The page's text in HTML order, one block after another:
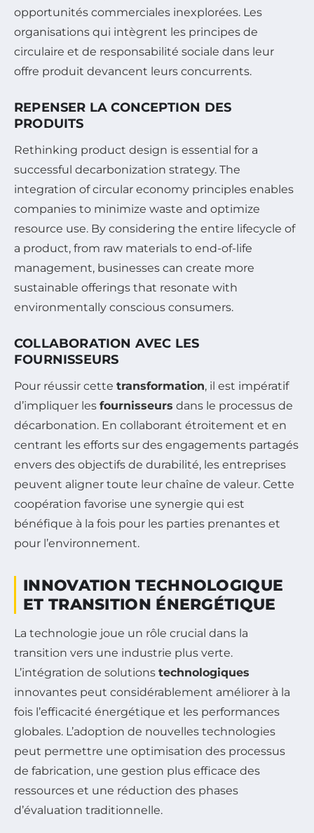
opportunités commerciales inexplorées. Les
organisations qui intègrent les principes de
circulaire et de responsabilité sociale dans leur
offre produit devancent leurs concurrents.
REPENSER LA CONCEPTION DES
PRODUITS
Rethinking product design is essential for a
successful decarbonization strategy. The
integration of circular economy principles enables
companies to minimize waste and optimize
resource use. By considering the entire lifecycle of
a product, from raw materials to end-of-life
management, businesses can create more
sustainable offerings that resonate with
environmentally conscious consumers.
COLLABORATION AVEC LES
FOURNISSEURS
Pour réussir cette transformation, il est impératif
d’impliquer les fournisseurs dans le processus de
décarbonation. En collaborant étroitement et en
centrant les efforts sur des engagements partagés
envers des objectifs de durabilité, les entreprises
peuvent aligner toute leur chaîne de valeur. Cette
coopération favorise une synergie qui est
bénéfique à la fois pour les parties prenantes et
pour l’environnement.
INNOVATION TECHNOLOGIQUE
ET TRANSITION ÉNERGÉTIQUE
La technologie joue un rôle crucial dans la
transition vers une industrie plus verte.
L’intégration de solutions technologiques
innovantes peut considérablement améliorer à la
fois l’efficacité énergétique et les performances
globales. L’adoption de nouvelles technologies
peut permettre une optimisation des processus
de fabrication, une gestion plus efficace des
ressources et une réduction des phases
d’évaluation traditionnelle.